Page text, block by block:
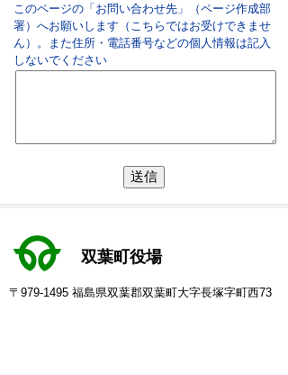
このページの「お問い合わせ先」（ページ作成部
署）へお願いします（こちらではお受けできませ
ん）。また住所・電話番号などの個人情報は記入
しないでください
双葉町役場
〒979-1495 福島県双葉郡双葉町大字長塚字町西73